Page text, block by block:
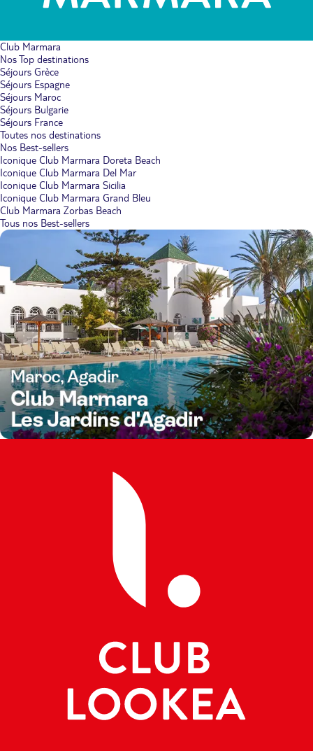
Club Marmara
Nos Top destinations
Séjours Grèce
Séjours Espagne
Séjours Maroc
Séjours Bulgarie
Séjours France
Toutes nos destinations
Nos Best-sellers
Iconique Club Marmara Doreta Beach
Iconique Club Marmara Del Mar
Iconique Club Marmara Sicilia
Iconique Club Marmara Grand Bleu
Club Marmara Zorbas Beach
Tous nos Best-sellers